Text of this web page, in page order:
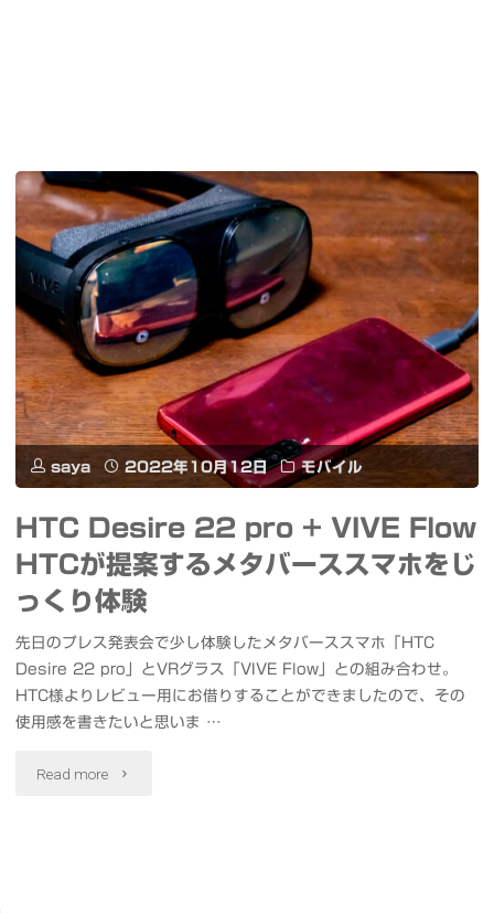
saya 2022年10月12日 モバイル
HTC Desire 22 pro + VIVE Flow
HTCが提案するメタバーススマホをじ
っくり体験
先日のプレス発表会で少し体験したメタバーススマホ「HTC
Desire 22 pro」とVRグラス「VIVE Flow」との組み合わせ。
HTC様よりレビュー用にお借りすることができましたので、その
使用感を書きたいと思いま …
Read more "HTC